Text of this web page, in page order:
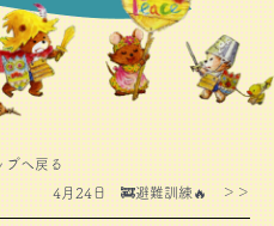
プへ戻る
4月24日 🚒避難訓練🔥 ＞＞